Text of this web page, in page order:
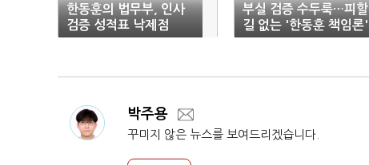
한동훈의 법무부, 인사
검증 성적표 낙제점
부실 검증 수두룩…피할
길 없는 '한동훈 책임론'
박주용
꾸미지 않은 뉴스를 보여드리겠습니다.